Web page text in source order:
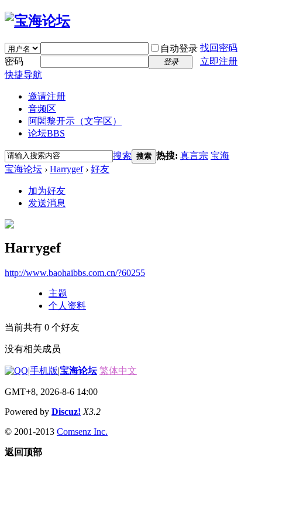
自动登录 找回密码
密码
登录
立即注册
快捷导航
邀请注册
音频区
阿闍黎开示（文字区）
论坛BBS
搜索 搜索 热搜: 真言宗 宝海
宝海论坛 › Harrygef › 好友
加为好友
发送消息
Harrygef
http://www.baohaibbs.com.cn/?60255
主题
个人资料
当前共有 0 个好友
没有相关成员
|手机版|宝海论坛 繁体中文
GMT+8, 2026-8-6 14:00
Powered by Discuz! X3.2
© 2001-2013 Comsenz Inc.
返回顶部